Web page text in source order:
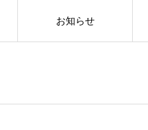
お知らせ